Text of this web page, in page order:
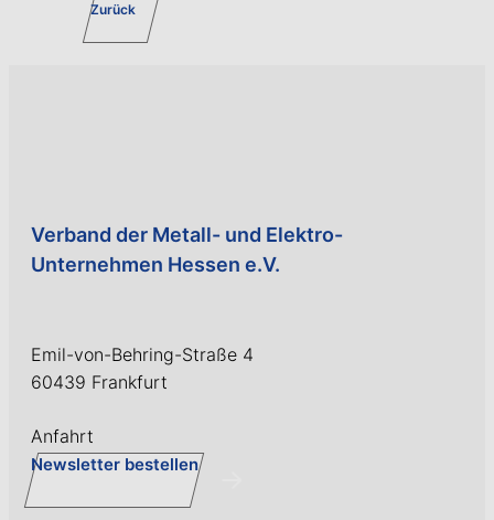
Zurück
Verband der Metall- und Elektro-
Unternehmen Hessen e.V.
Emil-von-Behring-Straße 4
60439 Frankfurt
Anfahrt
Newsletter bestellen